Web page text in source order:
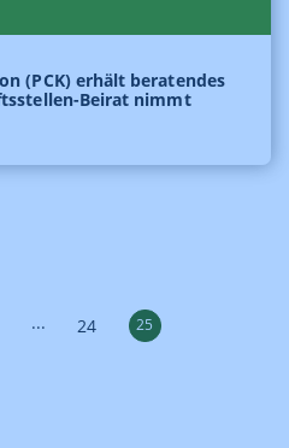
(PCK) erhält beratendes
Beirat nimmt
... 24 25